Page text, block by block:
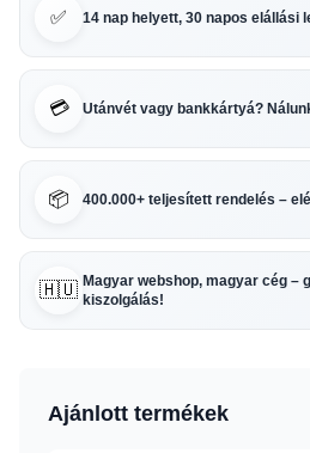
✅ 14 nap helyett, 30 napos elállási
💳 Utánvét vagy bankkártyá?
📦 400.000+ teljesített rendelés –
🇭🇺 Magyar webshop, magyar cég –
kiszolgálás!
Ajánlott termékek